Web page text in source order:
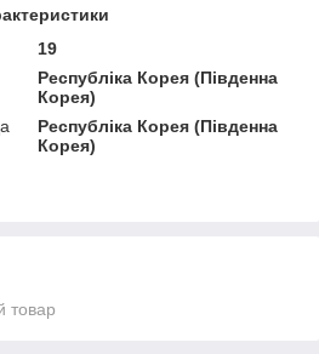
19
Республіка Корея (Південна
Корея)
Республіка Корея (Південна
Корея)
товар